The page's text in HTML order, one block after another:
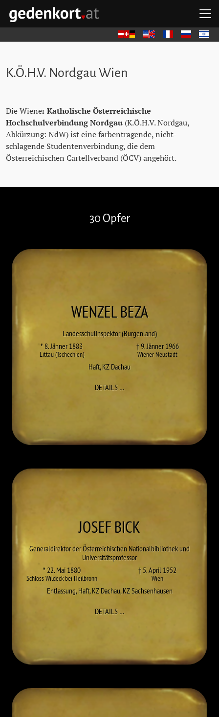
Zum Hauptinhalt springen
Zum Hauptmenü springen
Zu den Quicklinks springen
GEDENKORT - STARTSEITE
DeutschEnglish FrançaisРусский
עברית
K.Ö.H.V. Nordgau Wien
Die WienerKatholische Österreichische
Hochschulverbindung Nordgau (K.Ö.H.V. Nordgau,
Abkürzung: NdW) ist eine farbentragende, nicht-
schlagende Studentenverbindung, die dem
Österreichischen Cartellverband (ÖCV) angehört.
30 Opfer
WENZELBEZA
Landesschulinspektor (Burgenland)
* 8. Jänner 1883
Littau (Tschechien)
† 9. Jänner 1966
Wiener Neustadt
Haft,KZ Dachau
DETAILS…ZU WENZEL BEZA
JOSEFBICK
Generaldirektor der Österreichischen Nationalbibliothek und
Universitätsprofessor
* 22. Mai 1880
Schloss Wildeck bei Heilbronn
† 5. April 1952
Wien
Entlassung,Haft,KZ Dachau,KZ Sachsenhausen
DETAILS…ZU JOSEF BICK